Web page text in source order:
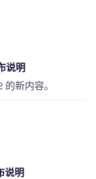
说明
新内容。
说明